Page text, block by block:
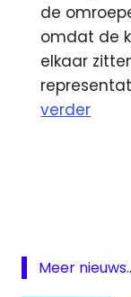
de
omdat de
elkaar
verder
rnw
Meer